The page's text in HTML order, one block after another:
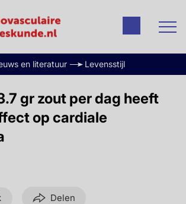
en literatuur Levensstijl
gr zout per dag heeft
op cardiale
Delen